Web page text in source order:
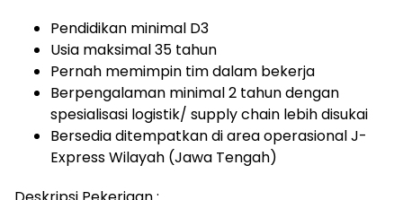
Pendidikan minimal D3
Usia maksimal 35 tahun
Pernah memimpin tim dalam bekerja
Berpengalaman minimal 2 tahun dengan
spesialisasi logistik/ supply chain lebih disukai
Bersedia ditempatkan di area operasional J-
Express Wilayah (Jawa Tengah)